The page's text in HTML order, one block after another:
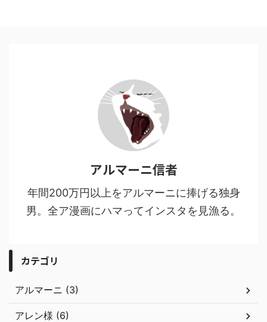
アルマーニ信者
年間200万円以上をアルマーニに捧げる独身
男。全ア漫画にハマってインスタを見漁る。
カテゴリ
アルマーニ (3)
アレン様 (6)